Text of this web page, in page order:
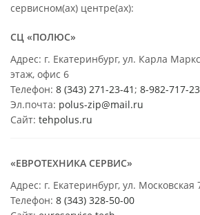
сервисном(ах) центре(ах):
СЦ «ПОЛЮС»
Адрес: г. Екатеринбург, ул. Карла
этаж, офис 6
Телефон: 8 (343) 271-23-41 ; 8-982-717-
Эл.почта: polus-zip@mail.ru
Сайт: tehpolus.ru
«ЕВРОТЕХНИКА СЕРВИС»
Адрес: г. Екатеринбург, ул. Московская
Телефон: 8 (343) 328-50-00